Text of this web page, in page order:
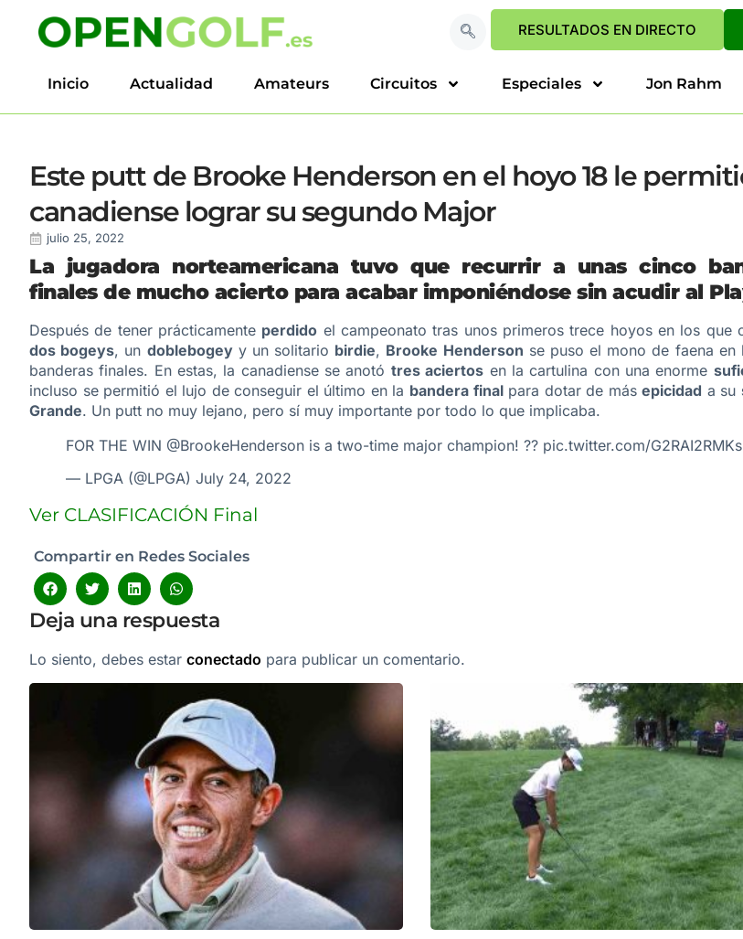
RESULTADOS EN DIRECTO
Inicio Actualidad Amateurs Circuitos Especiales Jon Rahm
Este putt de Brooke Henderson en el hoyo 18 le
canadiense lograr su segundo Major
julio 25, 2022
La jugadora norteamericana tuvo que recurrir a unas cinco
finales de mucho acierto para acabar imponiéndose sin acudir al
Después de tener prácticamente perdido el campeonato tras unos primeros trece hoyos en los que
dos bogeys, un doblebogeyy un solitario birdie, Brooke Henderson se puso el mono de faena
banderas finales. En estas, la canadiense se anotó tres aciertos en la cartulina con una enorme
incluso se permitió el lujo de conseguir el último en la bandera finalpara dotar de másepicidad a su
Grande. Un putt no muy lejano, pero sí muy importante por todo lo que implicaba.
FOR THE WIN @BrookeHenderson is a two-time major champion! ?? pic.twitter.com/G2RAI2RMKs
— LPGA (@LPGA) July 24, 2022
Ver CLASIFICACIÓN Final
Compartir en Redes Sociales
Deja una respuesta
Lo siento, debes estar conectado para publicar un comentario.